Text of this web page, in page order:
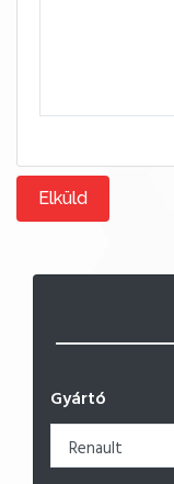
Elküld
Gyártó